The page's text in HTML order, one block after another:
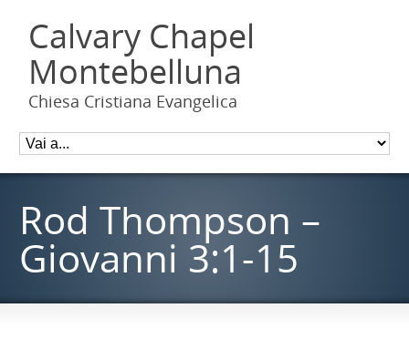
Calvary Chapel
Montebelluna
Chiesa Cristiana Evangelica
Rod Thompson –
Giovanni 3:1-15